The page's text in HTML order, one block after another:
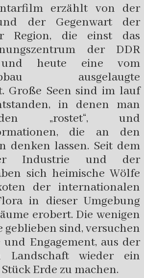
erzählt von der
der Gegenwart der
Region, die einst das
der DDR
heute eine vom
ausgelaugte
Große Seen sind im lauf
in denen man
„rostet“, und
die an den
denken lassen. Seit dem
Industrie und der
sich heimische Wölfe
der internationalen
in dieser Umgebung
erobert. Die wenigen
geblieben sind, versuchen
Engagement, aus der
Landschaft wieder ein
Erde zu machen.